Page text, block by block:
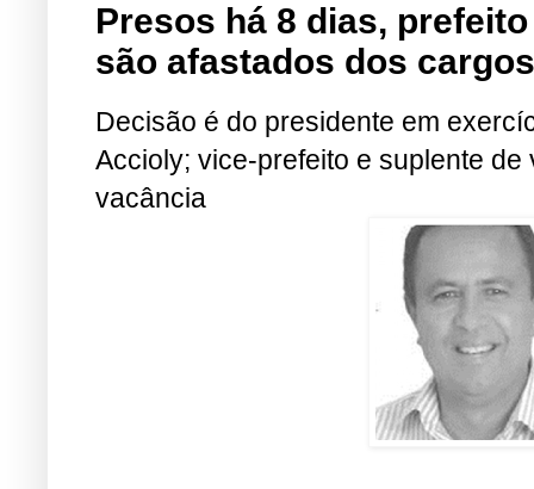
Presos há 8 dias,
são afastados dos
Decisão é do presidente em
Accioly; vice-prefeito e suplente
vacância